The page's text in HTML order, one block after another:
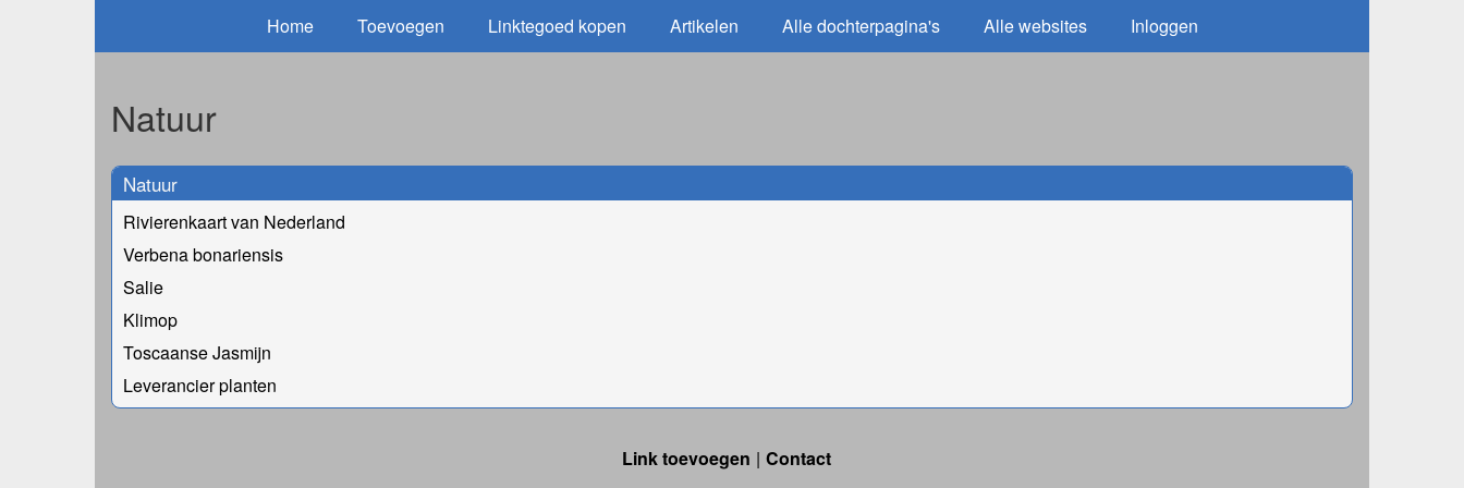
Home Toevoegen Linktegoed kopen Artikelen Alle dochterpagina's Alle websites Inloggen
Natuur
Natuur
Rivierenkaart van Nederland
Verbena bonariensis
Salie
Klimop
Toscaanse Jasmijn
Leverancier planten
Link toevoegen Contact